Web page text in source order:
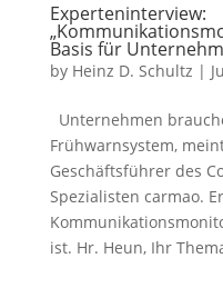
Experteninterview:
Basis für
by Heinz D. Schultz |
Unternehmen
Frühwarnsystem,
Geschäftsführer des
Spezialisten carmao.
ist. Hr. Heun, Ihr